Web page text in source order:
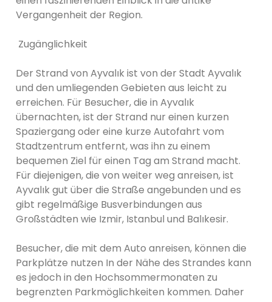
Vergangenheit der Region.
Zugänglichkeit
Der Strand von Ayvalık ist von der Stadt Ayvalık
und den umliegenden Gebieten aus leicht zu
erreichen. Für Besucher, die in Ayvalık
übernachten, ist der Strand nur einen kurzen
Spaziergang oder eine kurze Autofahrt vom
Stadtzentrum entfernt, was ihn zu einem
bequemen Ziel für einen Tag am Strand macht.
Für diejenigen, die von weiter weg anreisen, ist
Ayvalık gut über die Straße angebunden und es
gibt regelmäßige Busverbindungen aus
Großstädten wie Izmir, Istanbul und Balıkesir.
Besucher, die mit dem Auto anreisen, können die
Parkplätze nutzen In der Nähe des Strandes kann
es jedoch in den Hochsommermonaten zu
begrenzten Parkmöglichkeiten kommen. Daher